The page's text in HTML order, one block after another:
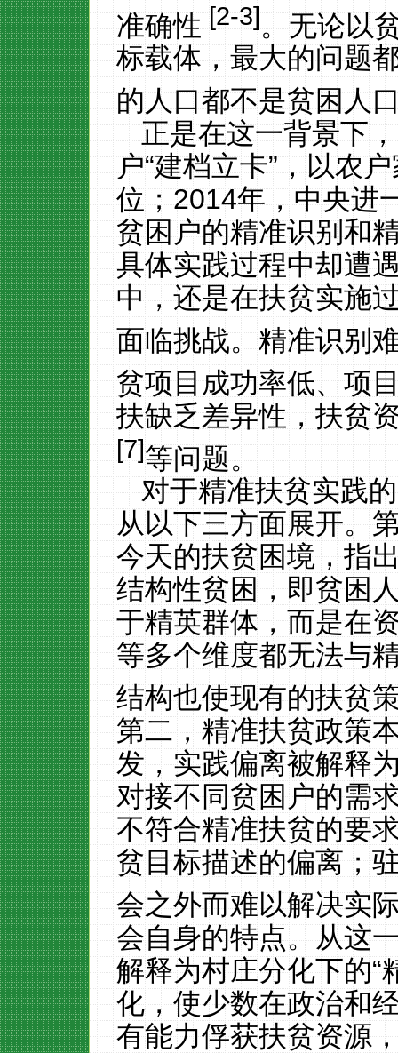
准确性 [2-3]。无论以
标载体，最大的问题
的人口都不是贫困人
正是在这一背景下，
户“建档立卡”，以农
位；2014年，中央进
贫困户的精准识别和
具体实践过程中却遭
中，还是在扶贫实施
面临挑战。精准识别
贫项目成功率低、项
扶缺乏差异性，扶贫
[7]等问题。
对于精准扶贫实践
从以下三方面展开。
今天的扶贫困境，指
结构性贫困，即贫困
于精英群体，而是在
等多个维度都无法与
结构也使现有的扶贫
第二，精准扶贫政策
发，实践偏离被解释
对接不同贫困户的需
不符合精准扶贫的要
贫目标描述的偏离；
会之外而难以解决实
会自身的特点。从这
解释为村庄分化下的“
化，使少数在政治和
有能力俘获扶贫资源